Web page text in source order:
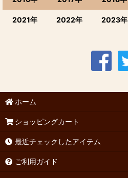
2021年 2022年 2023年
ホーム
ショッピングカート
最近チェックしたアイテム
ご利用ガイド